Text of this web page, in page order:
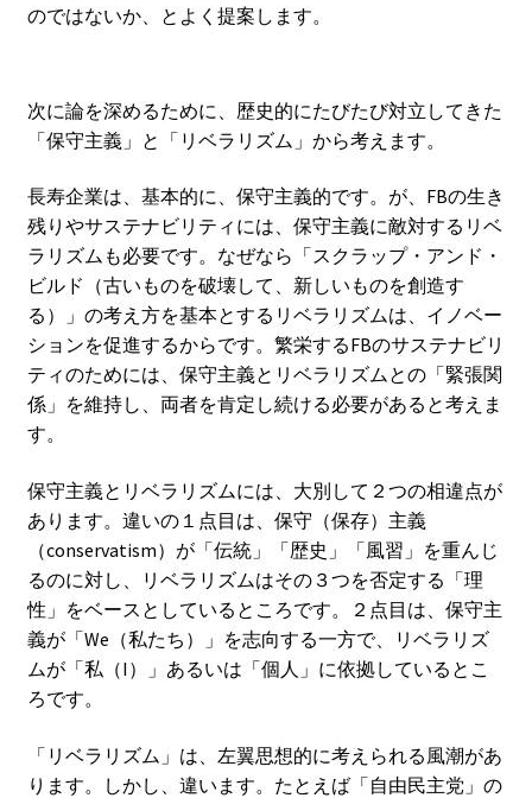
のではないか、とよく提案します。
次に論を深めるために、歴史的にたびたび対立してきた
「保守主義」と「リベラリズム」から考えます。
長寿企業は、基本的に、保守主義的です。が、FBの生き
残りやサステナビリティには、保守主義に敵対するリベ
ラリズムも必要です。なぜなら「スクラップ・アンド・
ビルド（古いものを破壊して、新しいものを創造す
る）」の考え方を基本とするリベラリズムは、イノベー
ションを促進するからです。繁栄するFBのサステナビリ
ティのためには、保守主義とリベラリズムとの「緊張関
係」を維持し、両者を肯定し続ける必要があると考えま
す。
保守主義とリベラリズムには、大別して２つの相違点が
あります。違いの１点目は、保守（保存）主義
（conservatism）が「伝統」「歴史」「風習」を重んじ
るのに対し、リベラリズムはその３つを否定する「理
性」をベースとしているところです。２点目は、保守主
義が「We（私たち）」を志向する一方で、リベラリズ
ムが「私（I）」あるいは「個人」に依拠しているとこ
ろです。
「リベラリズム」は、左翼思想的に考えられる風潮があ
ります。しかし、違います。たとえば「自由民主党」の